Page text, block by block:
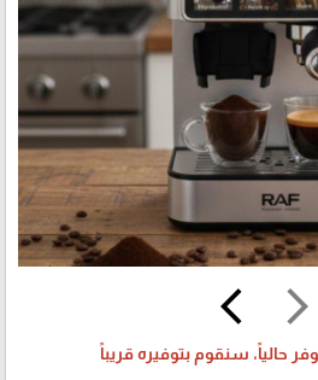
arrow_forward_ios
arrow_back_ios
حالياً، سنقوم بتوفيره قريباً